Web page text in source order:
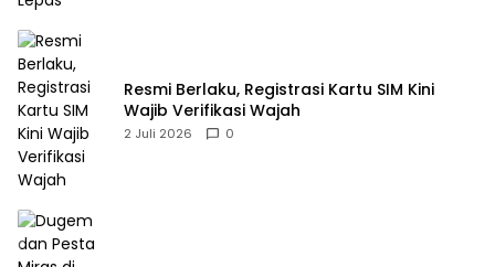
Resmi Berlaku, Registrasi Kartu SIM Kini
Wajib Verifikasi Wajah
2 Juli 2026 0